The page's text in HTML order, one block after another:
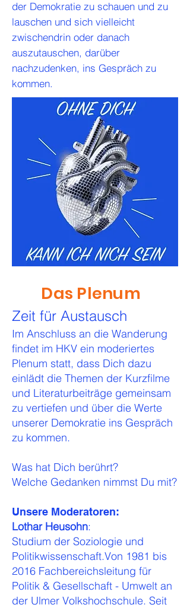
der Demokratie zu schauen und zu
lauschen und sich vielleicht
zwischendrin oder danach
auszutauschen, darüber
nachzudenken, ins Gespräch zu
kommen.
Das Plenum
Zeit für Austausch
Im Anschluss an die Wanderung
findet im HKV ein moderiertes
Plenum statt, dass Dich dazu
einlädt die Themen der Kurzfilme
und Literaturbeiträge gemeinsam
zu vertiefen und über die Werte
unserer Demokratie ins Gespräch
zu kommen.
Was hat Dich berührt?
Welche Gedanken nimmst Du mit?
Unsere Moderatoren:
Lothar Heusohn:
Studium der Soziologie und
Politikwissenschaft.Von 1981 bis
2016 Fachbereichsleitung für
Politik & Gesellschaft - Umwelt an
der Ulmer Volkshochschule. Seit